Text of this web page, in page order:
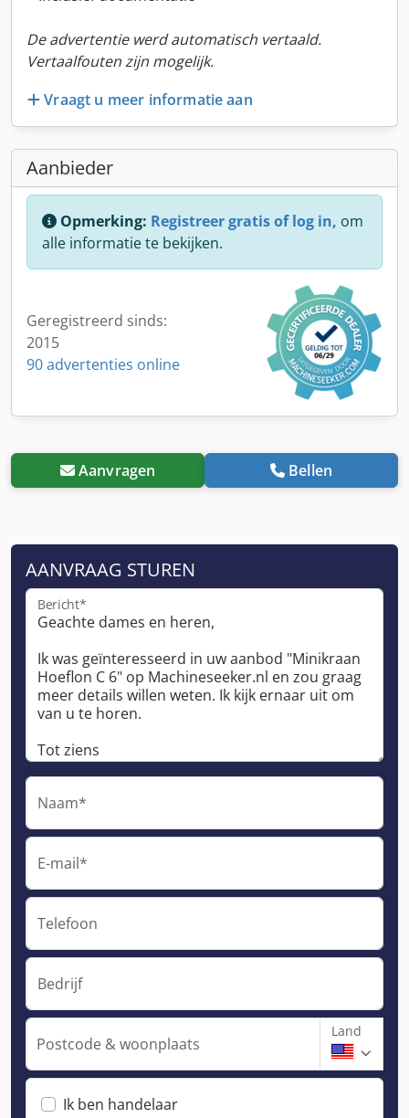
De advertentie werd automatisch vertaald.
Vertaalfouten zijn mogelijk.
Vraagt u meer informatie aan
Aanbieder
Opmerking: Registreer gratis of log in, om
alle informatie te bekijken.
Geregistreerd sinds:
2015
90 advertenties online
Aanvragen Bellen
AANVRAAG STUREN
Bericht*
Naam*
E-mail*
Telefoon
Bedrijf
Postcode & woonplaats
Land
Ik ben handelaar